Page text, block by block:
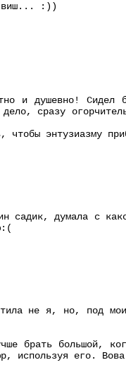
виш... :))
и душевно! Сидел
сразу
чтобы энтузиазму
садик, думала с
не я, но, под
брать большой,
используя его.